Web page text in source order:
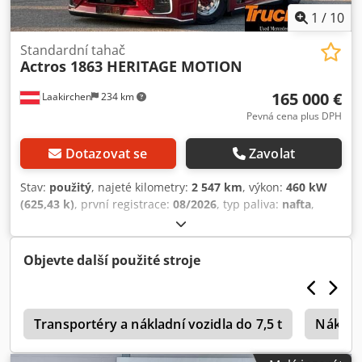
1 / 10
Laakirchen 234 km
Standardní tahač
Actros 1863 HERITAGE MOTION
165 000 €
Pevná cena plus DPH
Dotazovat se Zavolat
Stav: použitý, najeté kilometry: 2 547 km, výkon: 460 kW
(625,43 k), první registrace: 08/2026, typ paliva: nafta,
maximální hmotnost nákladu:9 600 kg
18 000 kg, konfigurace náprav:4x2, rozvor náprav:3 700
mm, brzdy:retardér, barva:červený
typ převodu:
, emisní třída:Euro 6
navigační systém, nezávislé topení, palubní počítač,
tempomat, Tato nabídka není závazná. Vyhrazujeme si
právo na opravu chyb a prodej do jiných rukou. V případě
uvedení cizí měny platí aktuální denní kurz. Platná je měna
Objevte další použité stroje
Transportéry a nákladní vozidla do 7,5 t